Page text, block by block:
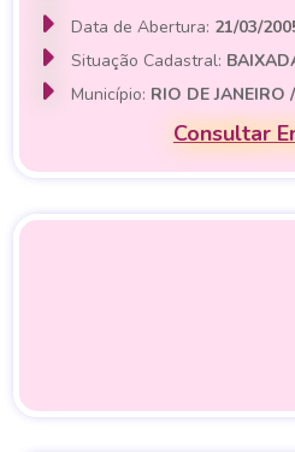
Data de Abertura: 21/03/
Situação Cadastral:
Município: RIO DE JANEIRO
Consultar